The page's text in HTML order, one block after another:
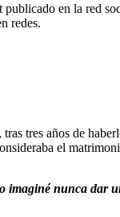
publicado en la red
redes.
tres años de
el
nunca dar